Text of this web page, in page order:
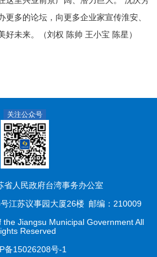
更多的论坛，向更多企业家宣传淮安、
好未来。（刘权 陈帅 王小宝 陈星）
关注公众号
省人民政府台湾事务办公室
江苏议事园大厦26楼 邮编：210009
Jiangsu Municipal Government All
Reserved
备15026208号-1